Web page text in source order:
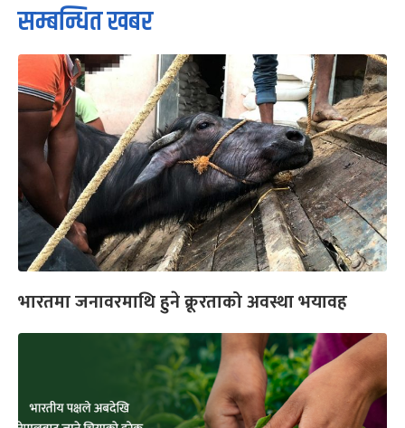
सम्बन्धित खबर
भारतमा जनावरमाथि हुने क्रूरताको अवस्था भयावह